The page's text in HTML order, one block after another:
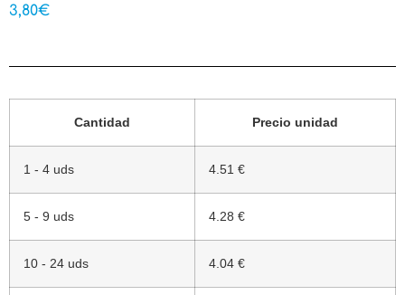
3,80€
Cantidad Precio unidad
1 - 4 uds 4.51 €
5 - 9 uds 4.28 €
10 - 24 uds 4.04 €